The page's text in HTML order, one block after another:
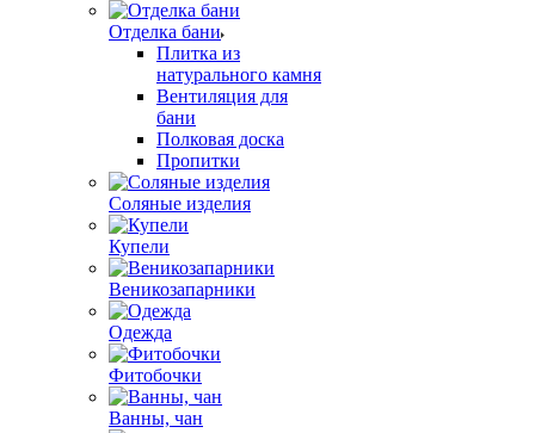
Отделка бани
Плитка из
натурального камня
Вентиляция для
бани
Полковая доска
Пропитки
Соляные изделия
Купели
Веникозапарники
Одежда
Фитобочки
Ванны, чан